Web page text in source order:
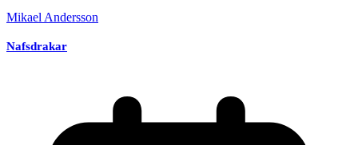
Mikael Andersson
Nafsdrakar